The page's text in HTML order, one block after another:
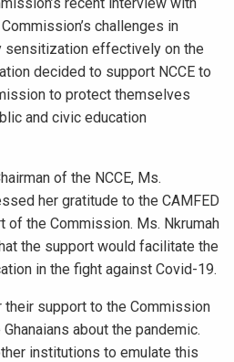
challenges in
sensitization effectively on the
decided to support NCCE to
to protect themselves
and civic education
of the NCCE, Ms.
her gratitude to the CAMFED
the Commission. Ms. Nkrumah
the support would facilitate the
in the fight against Covid-19.
their support to the Commission
about the pandemic.
institutions to emulate this